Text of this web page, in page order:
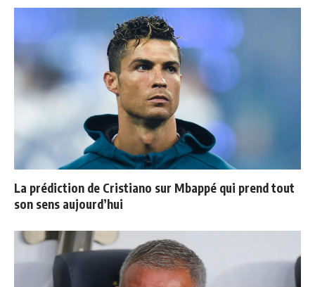
La prédiction de Cristiano sur Mbappé qui prend tout
son sens aujourd’hui